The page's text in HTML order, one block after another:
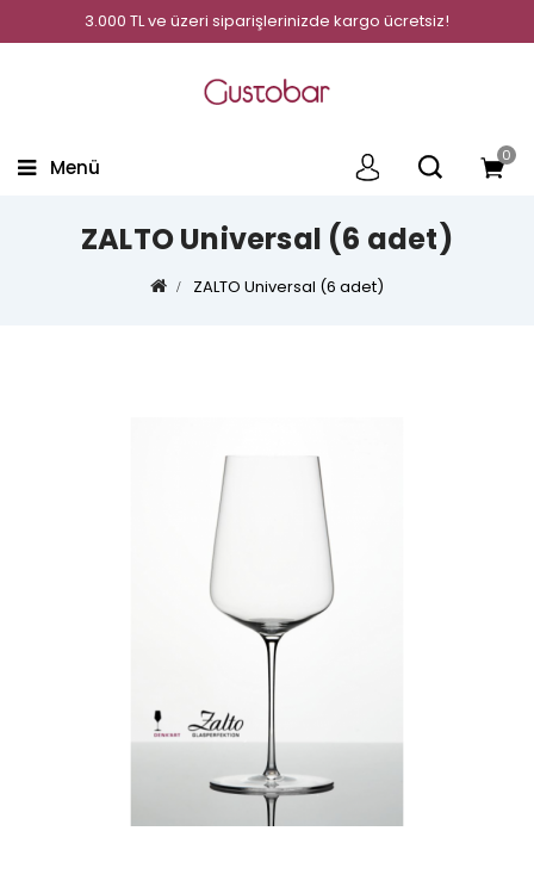
3.000 TL ve üzeri siparişlerinizde kargo ücretsiz!
0
Menü
ZALTO Universal (6 adet)
ZALTO Universal (6 adet)